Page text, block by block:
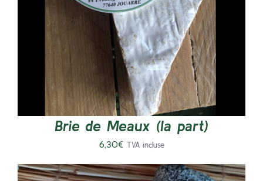
AJOUTER AU PANIER / DÉTAILS
Brie de Meaux (la part)
6,30€ TVA incluse